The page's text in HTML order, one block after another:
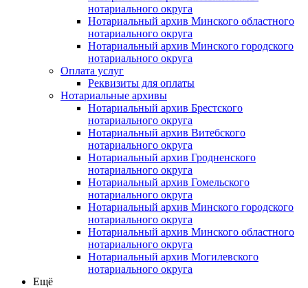
нотариального округа
Нотариальный архив Минского областного
нотариального округа
Нотариальный архив Минского городского
нотариального округа
Оплата услуг
Реквизиты для оплаты
Нотариальные архивы
Нотариальный архив Брестского
нотариального округа
Нотариальный архив Витебского
нотариального округа
Нотариальный архив Гродненского
нотариального округа
Нотариальный архив Гомельского
нотариального округа
Нотариальный архив Минского городского
нотариального округа
Нотариальный архив Минского областного
нотариального округа
Нотариальный архив Могилевского
нотариального округа
Ещё